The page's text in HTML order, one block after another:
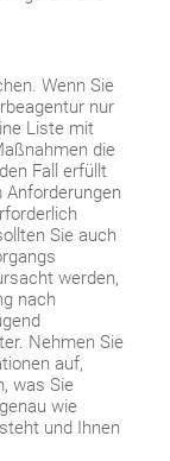
Wenn Sie
nur
Liste mit
die
Fall erfüllt
Sie auch
werden,
nach
Nehmen Sie
auf,
was Sie
wie
und Ihnen